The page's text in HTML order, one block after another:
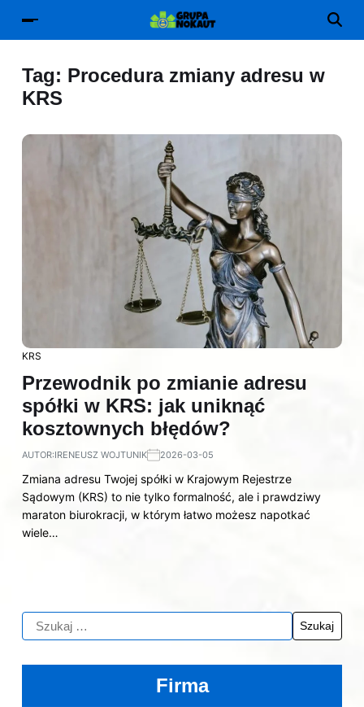
Tag: Procedura zmiany adresu w
KRS
KRS
Przewodnik po zmianie adresu
spółki w KRS: jak uniknąć
kosztownych błędów?
AUTOR:IRENEUSZ WOJTUNIK 2026-03-05
Zmiana adresu Twojej spółki w Krajowym Rejestrze
Sądowym (KRS) to nie tylko formalność, ale i prawdziwy
maraton biurokracji, w którym łatwo możesz napotkać
wiele…
Firma